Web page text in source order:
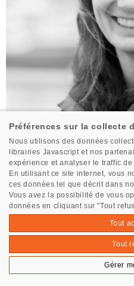
Site internet
Pamela Lee
pamybefree
https://
Tous
Préférences sur la collecte
Nous utilisons des données
librairies Javascript et nos
expérience et analyser le traffic
En utilisant ce site internet, vous
ces données tel que décrit dans
Vous avez la possibilité de vous
données en cliquant sur "Tout
Tout
Tout
Gérer